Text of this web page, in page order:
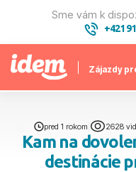
Sme vám k
+421
Zájazdy
pred 1 rokom 2628
Kam na
destinácie